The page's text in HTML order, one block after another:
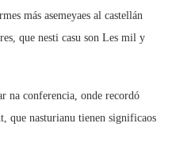
más asemeyaes al castellán
que nesti casu son Les mil y
na conferencia, onde recordó
que nasturianu tienen significaos